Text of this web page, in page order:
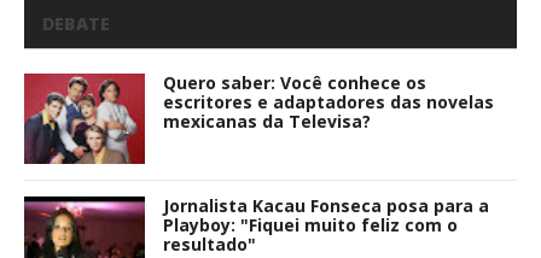
DEBATE
Quero saber: Você conhece os
escritores e adaptadores das novelas
mexicanas da Televisa?
Jornalista Kacau Fonseca posa para a
Playboy: "Fiquei muito feliz com o
resultado"